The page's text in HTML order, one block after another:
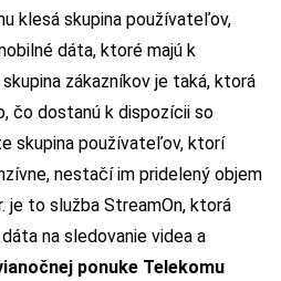
klesá skupina používateľov,
dáta, ktoré majú k
zákazníkov je taká, ktorá
čo dostanú k dispozícii so
skupina používateľov, ktorí
nestačí im pridelený objem
je to služba StreamOn, ktorá
na sledovanie videa a
ponuke Telekomu